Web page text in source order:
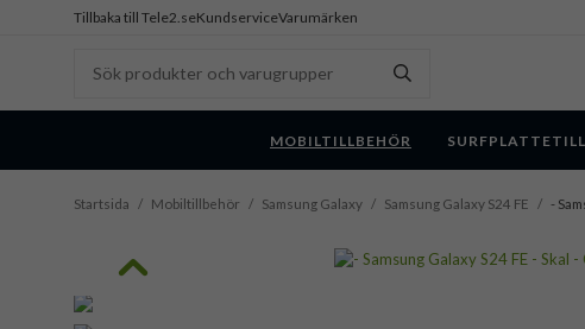
Tillbaka till Tele2.seKundserviceVarumärken
MOBILTILLBEHÖR
Startsida / Mobiltillbehör / Samsung Galaxy / Samsung Galaxy S24 FE / -